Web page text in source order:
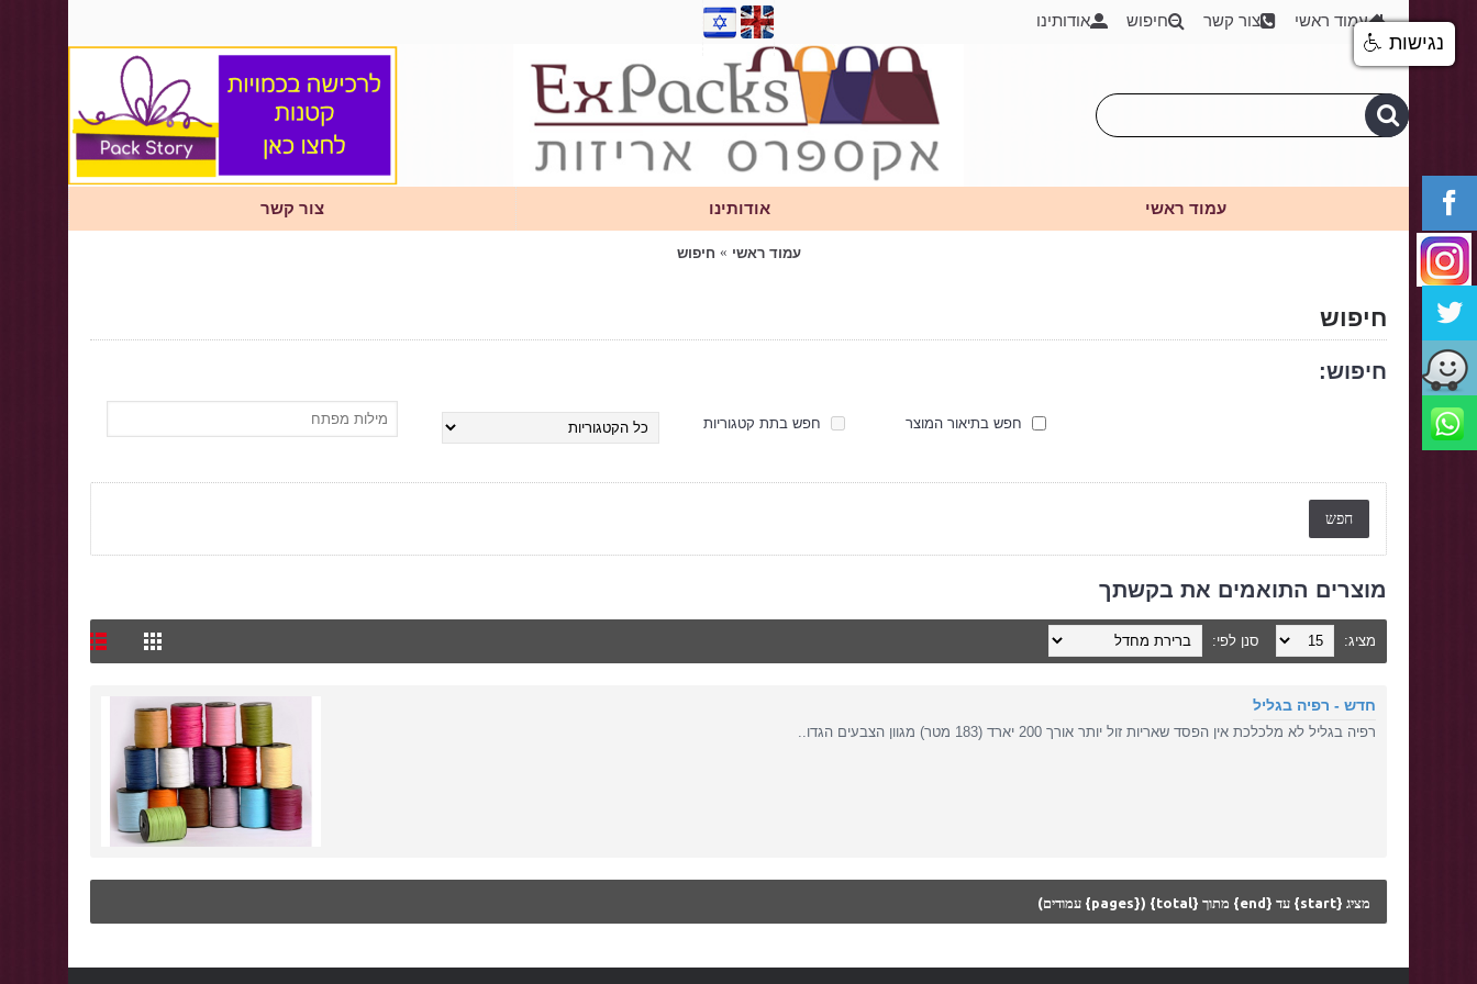
עמוד ראשי צור קשר חיפוש אודותינו
עמוד ראשי אודותינו צור קשר
עמוד ראשי חיפוש
חיפוש
חיפוש:
חפש בתת קטגוריות חפש בתיאור המוצר
מוצרים התואמים את בקשתך
מציג: סנן לפי:
חדש - רפיה בגליל
רפיה בגליל לא מלכלכת אין הפסד שאריות זול יותר אורך 200 יארד (183 מטר) מגוון הצבעים הגדו..
מציג {start} עד {end} מתוך {total} ({pages} עמודים)
נגישות